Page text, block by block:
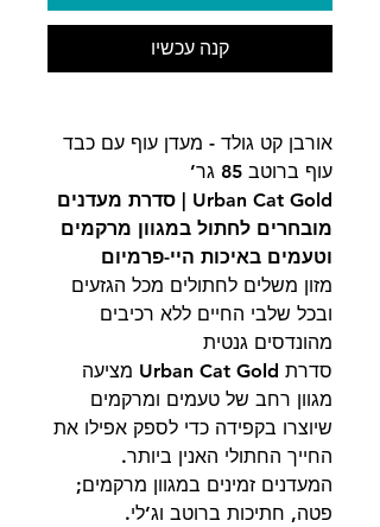
קנה עכשיו
אורבן קט גולד - מעדן עוף עם כבד
עוף ברוטב 85 גר’
Urban Cat Gold | סדרת מעדנים
מובחרים לחתול במגוון מרקמים
וטעמים באיכות היי-פרמיום
מזון משלים לחתולים מכל הגזעים
ובכל שלבי החיים ללא רכיבים
מהונדסים גנטית
סדרת Urban Cat Gold מציעה
מגוון רחב של טעמים ומרקמים
שיוצרו בקפידה כדי לספק אפילו את
החייך החתולי האנין ביותר.
המעדנים זמינים במגוון מרקמים;
פטה, חתיכות ברוטב וג’לי.